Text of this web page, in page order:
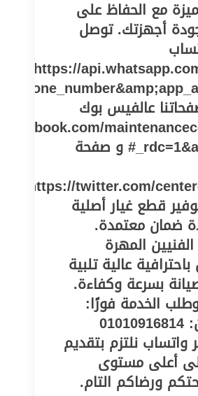
مع الحفاظ على
أجهزتك. توصل
https://
عالفيس بوك
_rdc=1&amp;_rdr# و صفحة
https://twitter.com/
قطع غيار أصلية
ضمان معتمدة.
المهرة
عالية تلبية
بسرعة وكفاءة.
الخدمة فورًا:
اتصل الآن: 01010916814
واتساب نلتزم بتقديم
أعلى مستوى
ورضاكم التام.